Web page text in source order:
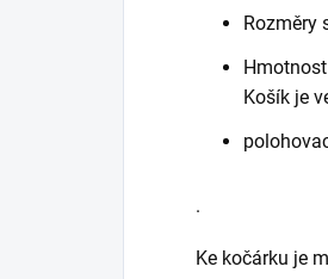
Rozměry
Košík je
.
Ke kočárku je